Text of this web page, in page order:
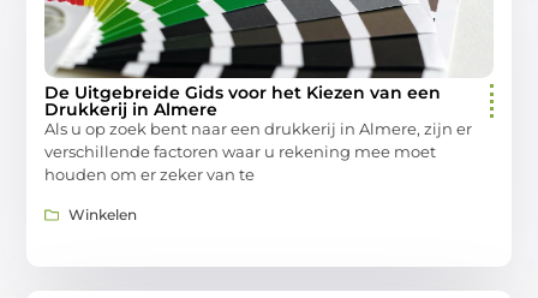
De Uitgebreide Gids voor het Kiezen van een
Drukkerij in Almere
Als u op zoek bent naar een drukkerij in Almere, zijn er
verschillende factoren waar u rekening mee moet
houden om er zeker van te
Winkelen